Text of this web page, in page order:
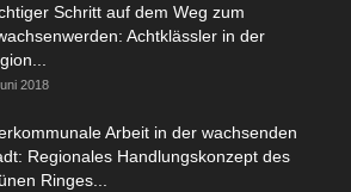
Schritt auf dem Weg zum
Achtklässler in der
2018
Arbeit in der wachsenden
Regionales Handlungskonzept des
Ringes...